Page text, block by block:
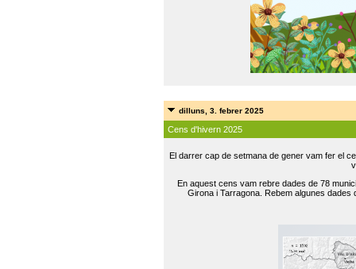
dilluns, 3. febrer 2025
Cens d'hivern 2025
El darrer cap de setmana de gener vam fer el
En aquest cens vam rebre dades de 78
Girona i Tarragona. Rebem algunes